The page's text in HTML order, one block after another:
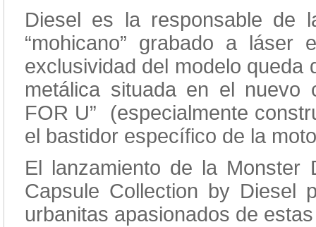
Diesel es la responsable de
“mohicano” grabado a
exclusividad del modelo queda
metálica situada en el nuevo
FOR U” (especialmente
el bastidor específico de la
El lanzamiento de la Monster
Capsule Collection by Diesel
urbanitas apasionados de